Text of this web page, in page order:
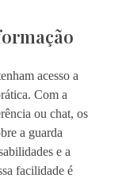
acesso a
Com a
ou chat, os
a guarda
e a
facilidade é